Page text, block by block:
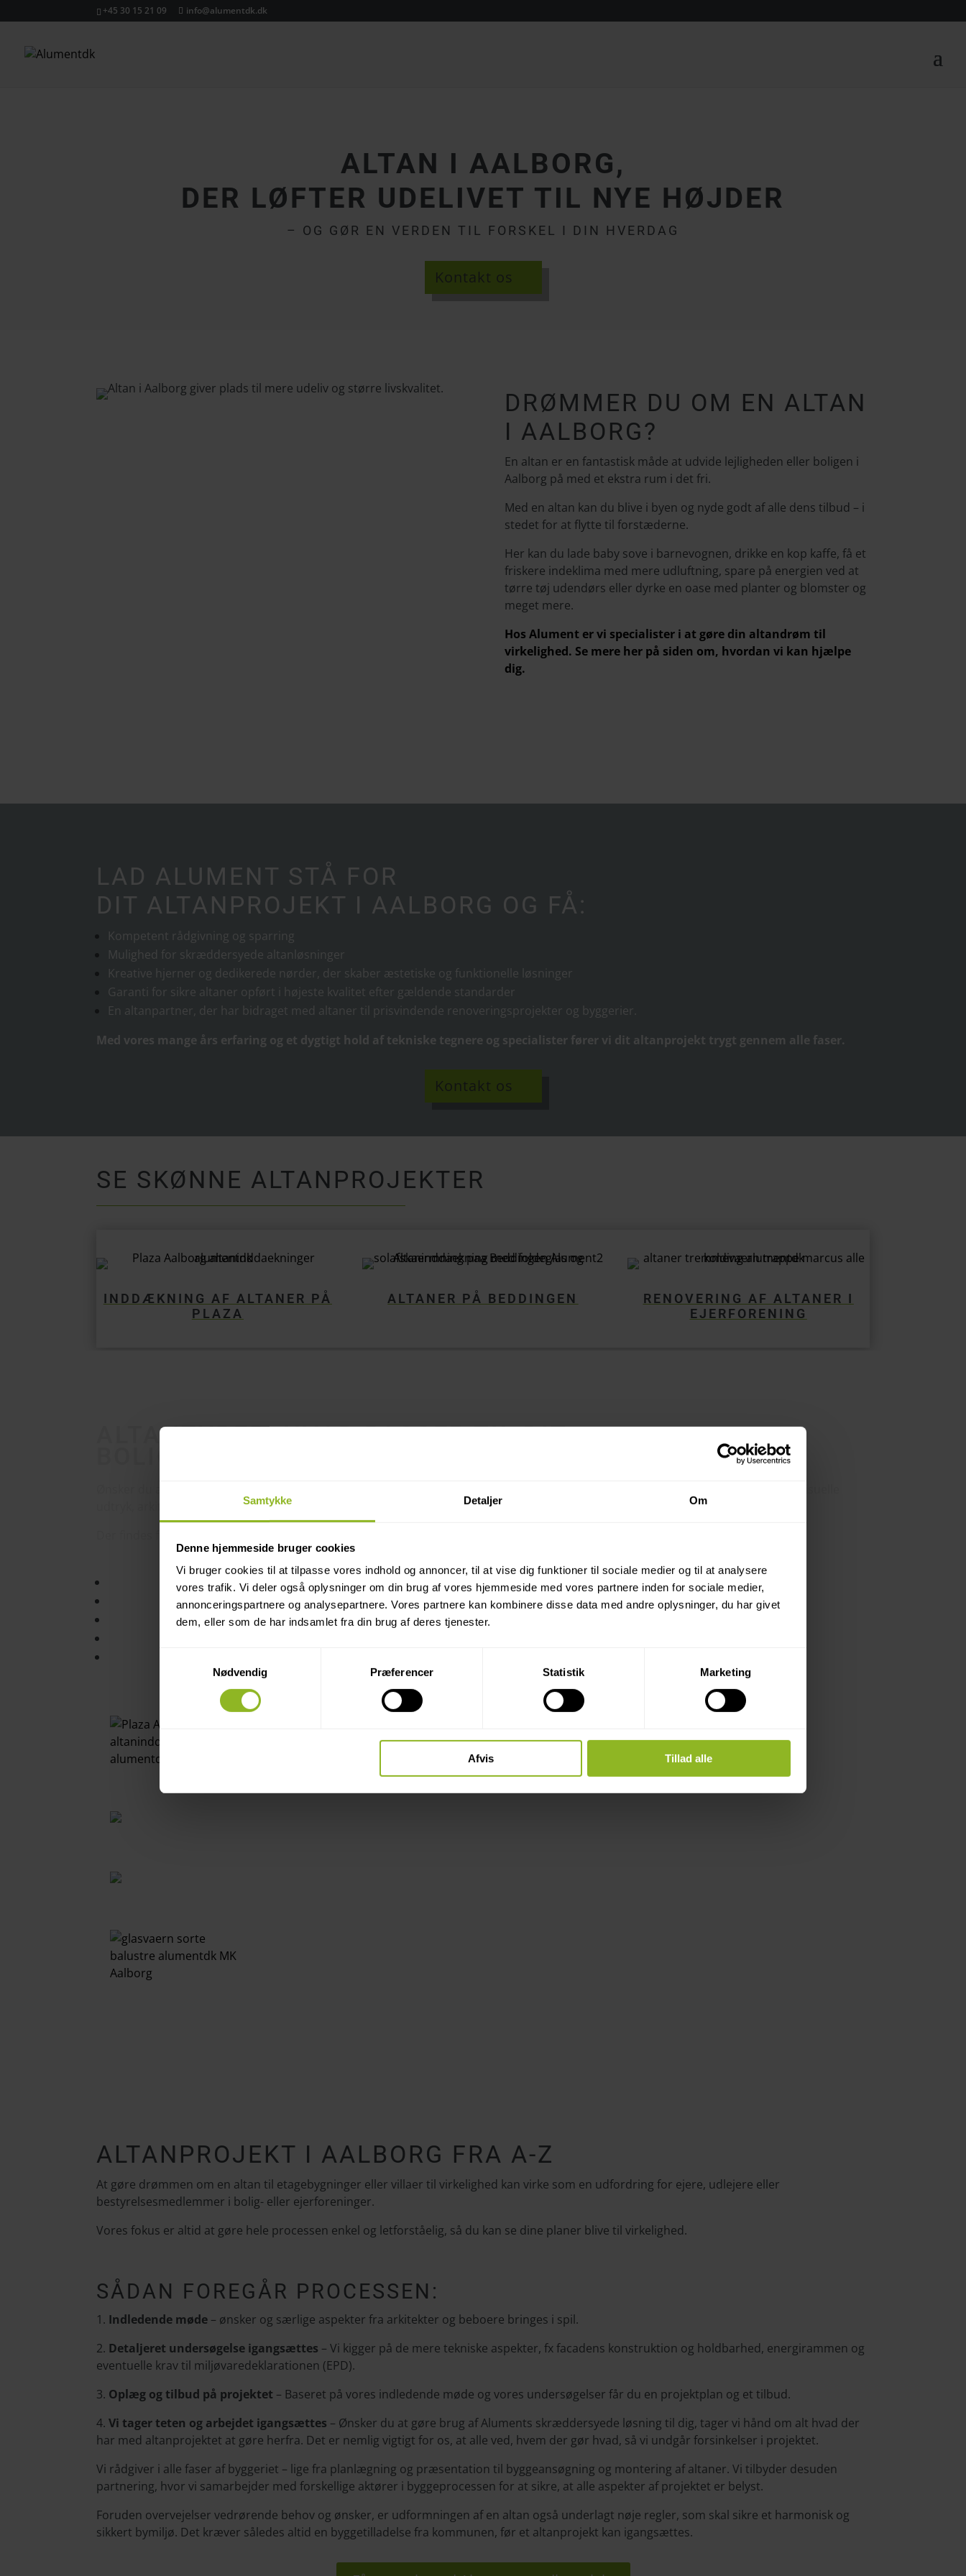
Samtykke Detaljer Om
Denne hjemmeside bruger cookies
Vi bruger cookies til at tilpasse vores indhold og annoncer, til at vise dig funktioner til sociale medier og til at analysere
vores trafik. Vi deler også oplysninger om din brug af vores hjemmeside med vores partnere inden for sociale medier,
annonceringspartnere og analysepartnere. Vores partnere kan kombinere disse data med andre oplysninger, du har givet
dem, eller som de har indsamlet fra din brug af deres tjenester.
Nødvendig
Præferencer Statistik Marketing
Afvis Tillad alle
+45 30 15 21 09 info@alumentdk.dk
ALTAN I AALBORG,
DER LØFTER UDELIVET TIL NYE HØJDER
– OG GØR EN VERDEN TIL FORSKEL I DIN HVERDAG
Kontakt os
DRØMMER DU OM EN ALTAN
I AALBORG?
En altan er en fantastisk måde at udvide lejligheden eller boligen i
Aalborg på med et ekstra rum i det fri.
Med en altan kan du blive i byen og nyde godt af alle dens tilbud – i
stedet for at flytte til forstæderne.
Her kan du lade baby sove i barnevognen, drikke en kop kaffe, få et
friskere indeklima med mere udluftning, spare på energien ved at
tørre tøj udendørs eller dyrke en oase med planter og blomster og
meget mere.
Hos Alument er vi specialister i at gøre din altandrøm til
virkelighed. Se mere her på siden om, hvordan vi kan hjælpe
dig.
LAD ALUMENT STÅ FOR
DIT ALTANPROJEKT I AALBORG OG FÅ:
Kompetent rådgivning og sparring
Mulighed for skræddersyede altanløsninger
Kreative hjerner og dedikerede nørder, der skaber æstetiske og funktionelle løsninger
Garanti for sikre altaner opført i højeste kvalitet efter gældende standarder
En altanpartner, der har bidraget med altaner til prisvindende renoveringsprojekter og byggerier.
Med vores mange års erfaring og et dygtigt hold af tekniske tegnere og specialister fører vi dit altanprojekt trygt gennem alle faser.
Kontakt os
SE SKØNNE ALTANPROJEKTER
INDDÆKNING AF ALTANER PÅ
PLAZA
ALTANER PÅ BEDDINGEN
RENOVERING AF ALTANER I
EJERFORENING
ALTANTYPER:HVAD PASSER TIL DIT
udtryk, arkitektur samt dine behov og ønsker. Alle disse faktorer skal samles for at skabe det bedste skræddersyede resultat til dig.
Spansk altan
ALTANPROJEKT I AALBORG FRA A-Z
At gøre drømmen om en altan til etagebygninger eller villaer til virkelighed kan virke som en udfordring for ejere, udlejere eller
bestyrelsesmedlemmer i bolig- eller ejerforeninger.
Vores fokus er altid at gøre hele processen enkel og letforståelig, så du kan se dine planer blive til virkelighed.
SÅDAN FOREGÅR PROCESSEN:
1. Indledende møde – ønsker og særlige aspekter fra arkitekter og beboere bringes i spil.
2. Detaljeret undersøgelse igangsættes – Vi kigger på de mere tekniske aspekter, fx facadens konstruktion og holdbarhed, energirammen og
eventuelle krav til miljøvaredeklarationen (EPD).
3. Oplæg og tilbud på projektet – Baseret på vores indledende møde og vores undersøgelser får du en projektplan og et tilbud.
4.Vi tager teten og arbejdet igangsættes – Ønsker du at gøre brug af Aluments skræddersyede løsning til dig, tager vi hånd om alt hvad der
har med altanprojektet at gøre herfra. Det er nemlig vigtigt for os, at alle ved, hvem der gør hvad, så vi undgår forsinkelser i projektet.
Vi rådgiver i alle faser af byggeriet – lige fra planlægning og præsentation til byggeansøgning og montering af altaner. Vi tilbyder desuden
partnering, hvor vi samarbejder med forskellige aktører i byggeprocessen for at sikre, at alle aspekter af projektet er belyst.
Foruden overvejelser vedrørende behov og ønsker, er udformningen af en altan også underlagt nøje regler, som skal sikre et harmonisk og
sikkert bymiljø. Det kræver således altid en byggetilladelse fra kommunen, før et altanprojekt kan igangsættes.